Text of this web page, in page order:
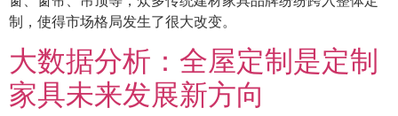
制，使得市场格局发生了很大改变。
大数据分析：全屋定制是定制
家具未来发展新方向